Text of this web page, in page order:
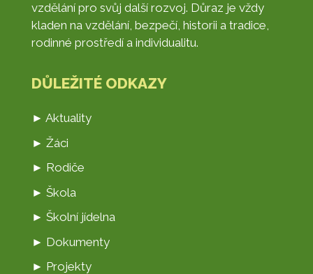
vzdělání pro svůj další rozvoj. Důraz je vždy
kladen na vzdělání, bezpečí, historii a tradice,
rodinné prostředí a individualitu.
DŮLEŽITÉ ODKAZY
► Aktuality
► Žáci
► Rodiče
► Škola
► Školní jídelna
► Dokumenty
► Projekty